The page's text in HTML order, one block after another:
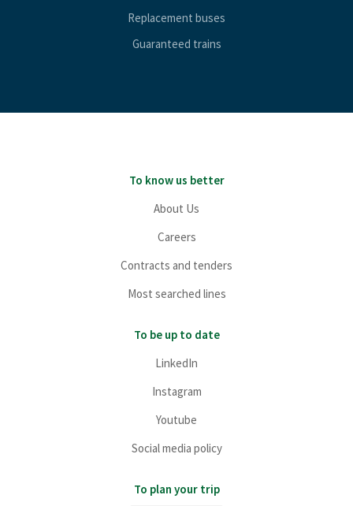
Replacement buses
Guaranteed trains
To know us better
About Us
Careers
Contracts and tenders
Most searched lines
To be up to date
LinkedIn
Instagram
Youtube
Social media policy
To plan your trip